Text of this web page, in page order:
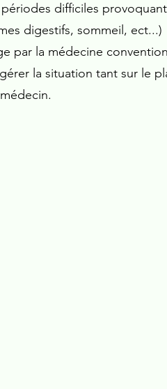
difficiles
digestifs, sommeil, ect...)
par la médecine
la situation tant sur le